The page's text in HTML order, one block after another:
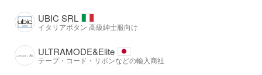
UBIC SRL
イタリアボタン 高級紳士服向け
ULTRAMODE&Elite
テープ・コード・リボンなどの輸入商社